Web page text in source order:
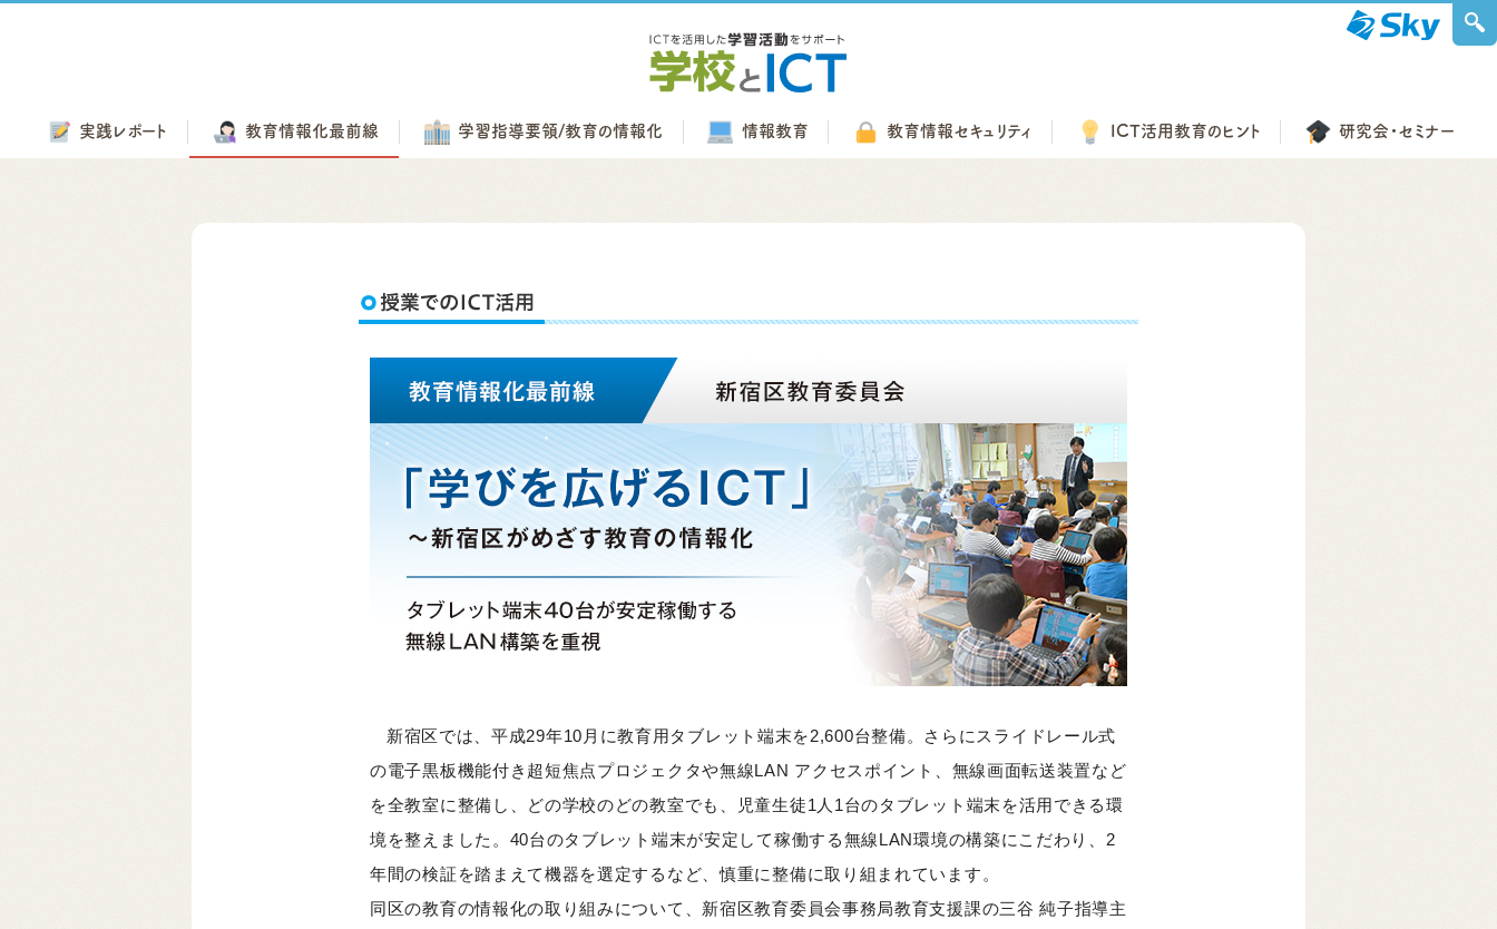
実践レポート 教育情報化最前線 学習指導要領/教育の情報化 情報教育 教育情報セキュリティ ICT活用教育の ヒント 研究会・ セミナー
新宿区では、平成29年10月に教育用タブレット端末を2,600台整備。さらにスライドレール式
の電子黒板機能付き超短焦点プロジェクタや無線LAN アクセスポイント、無線画面転送装置など
を全教室に整備し、どの学校のどの教室でも、児童生徒1人1台のタブレット端末を活用できる環
境を整えました。40台のタブレット端末が安定して稼働する無線LAN環境の構築にこだわり、2
年間の検証を踏まえて機器を選定するなど、慎重に整備に取り組まれています。
同区の教育の情報化の取り組みについて、新宿区教育委員会事務局教育支援課の三谷 純子指導主